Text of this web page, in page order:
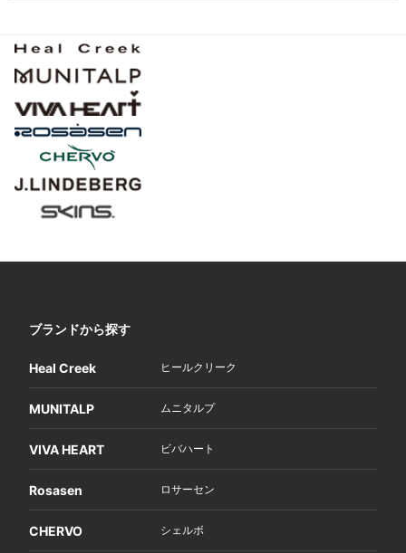
ブランドから探す
Heal Creek ヒールクリーク
MUNITALP ムニタルプ
VIVA HEART ビバハート
Rosasen ロサーセン
CHERVO シェルボ